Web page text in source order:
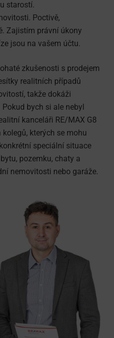
starostí.
Poctivě,
Zajistím právní úkony
jsou na vašem účtu.
zkušenosti s prodejem
realitních případů
takže dokáži
bych si ale nebyl
kanceláři RE/MAX G8
kterých se mohu
speciální situace
pozemku, chaty a
nemovitosti nebo garáže.